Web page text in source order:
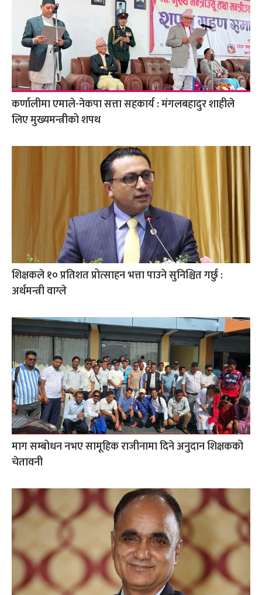
कर्णालीमा एमाले-नेकपा सत्ता सहकार्य : मंगलबहादुर शाहीले
लिए मुख्यमन्त्रीको शपथ
शिक्षकले १० प्रतिशत प्रोत्साहन भत्ता पाउने सुनिश्चित गर्छु :
अर्थमन्त्री वाग्ले
माग सम्बोधन नभए सामूहिक राजीनामा दिने अनुदान शिक्षकको
चेतावनी